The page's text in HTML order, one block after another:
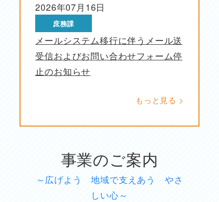
メールシステム移行に伴うメール送
受信およびお問い合わせフォーム停
止のお知らせ
投稿日
2026年07月16日
庶務課
もっと見る >
事業のご案内
～広げよう 地域で支えあう やさ
しい心～